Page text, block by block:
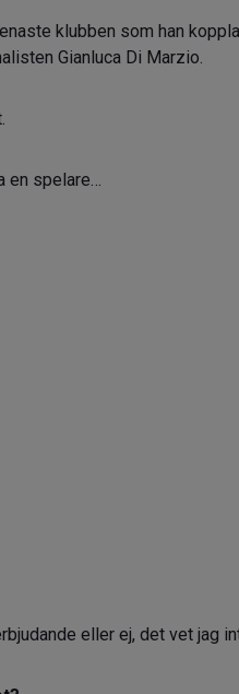
klubben som han
Gianluca Di Marzio.
en spelare…
eller ej, det vet jag